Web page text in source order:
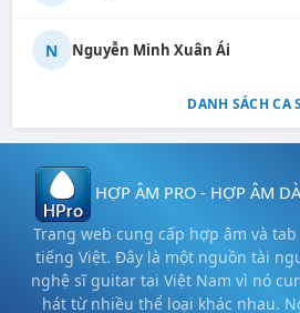
N Nguyễn Minh Xuân Ái
DANH SÁCH CA
HỢP ÂM PRO - HỢP ÂM
Trang web cung cấp hợp âm và
tiếng Việt. Đây là một nguồn tài
nghệ sĩ guitar tại Việt Nam vì nó
hát từ nhiều thể loại khác nhau.